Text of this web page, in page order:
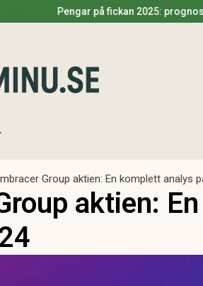
Pengar på fickan 2025: prognoser och tips
Group aktien: En komplett analys
aktien: